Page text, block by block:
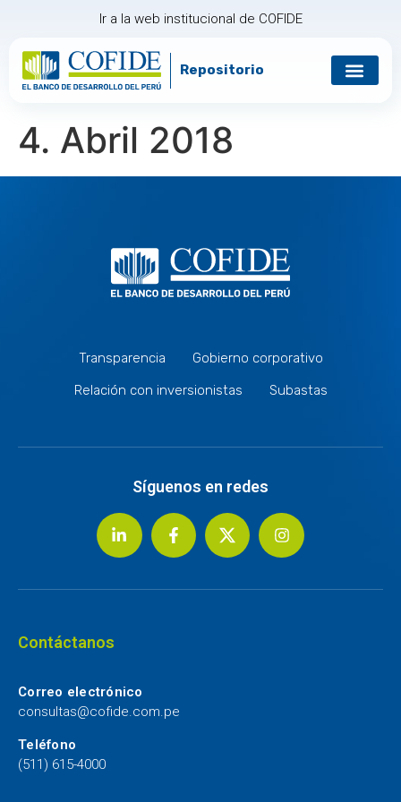
Ir a la web institucional de COFIDE
Repositorio
4. Abril 2018
Transparencia
Gobierno corporativo
Relación con inversionistas
Subastas
Síguenos en redes
Contáctanos
Correo electrónico
consultas@cofide.com.pe
Teléfono
(511) 615-4000